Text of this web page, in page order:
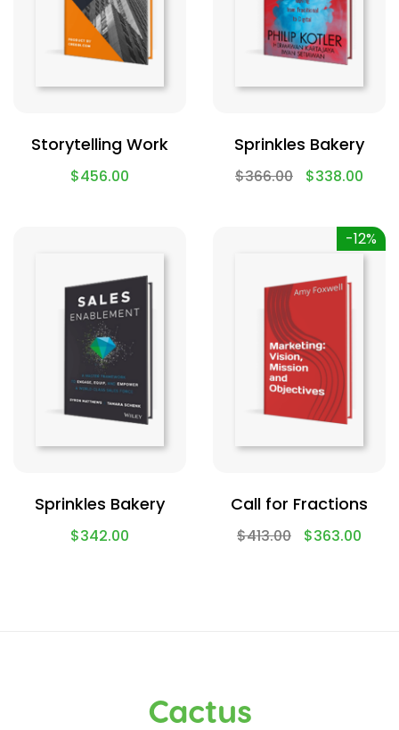
Storytelling Work
$456.00
Sprinkles Bakery
$366.00 $338.00
Sprinkles Bakery
$342.00
-12%
Call for Fractions
$413.00 $363.00
Cactus